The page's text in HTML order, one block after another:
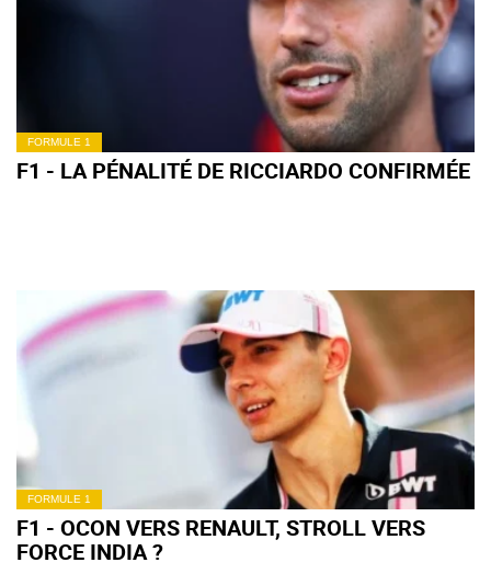
FORMULE 1
F1 - LA PÉNALITÉ DE RICCIARDO CONFIRMÉE
FORMULE 1
F1 - OCON VERS RENAULT, STROLL VERS
FORCE INDIA ?